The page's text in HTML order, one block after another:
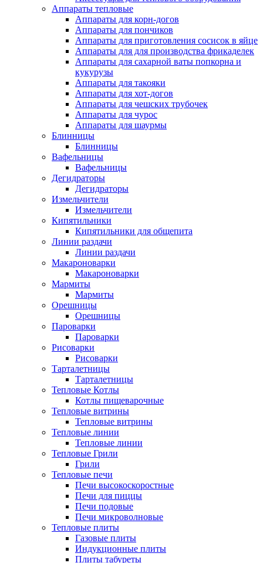
Аппараты тепловые
Аппараты для корн-догов
Аппараты для пончиков
Аппараты для приготовления сосисок в яйце
Аппараты для для производства фрикаделек
Аппараты для сахарной ваты попкорна и
кукурузы
Аппараты для такояки
Аппараты для хот-догов
Аппараты для чешских трубочек
Аппараты для чурос
Аппараты для шаурмы
Блинницы
Блинницы
Вафельницы
Вафельницы
Дегидраторы
Дегидраторы
Измельчители
Измельчители
Кипятильники
Кипятильники для общепита
Линии раздачи
Линии раздачи
Макароноварки
Макароноварки
Мармиты
Мармиты
Орешницы
Орешницы
Пароварки
Пароварки
Рисоварки
Рисоварки
Тарталетницы
Тарталетницы
Тепловые Котлы
Котлы пищеварочные
Тепловые витрины
Тепловые витрины
Тепловые линии
Тепловые линии
Тепловые Грили
Грили
Тепловые печи
Печи высокоскоростные
Печи для пиццы
Печи подовые
Печи микроволновые
Тепловые плиты
Газовые плиты
Индукционные плиты
Плиты табуреты